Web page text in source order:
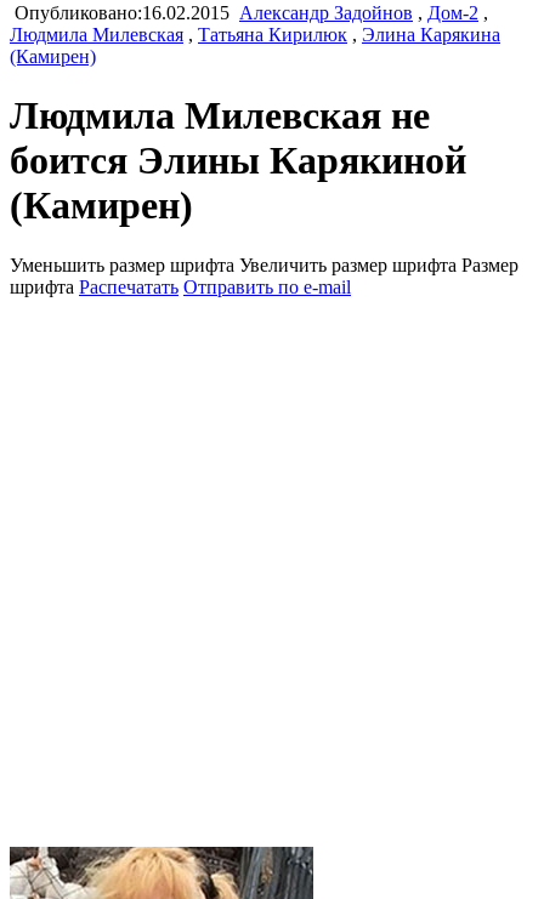
Опубликовано:16.02.2015 Александр Задойнов , Дом-2 ,
Людмила Милевская , Татьяна Кирилюк , Элина Карякина
(Камирен)
Людмила Милевская не
боится Элины Карякиной
(Камирен)
Уменьшить размер шрифта Увеличить размер шрифта Размер
шрифта Распечатать Отправить по e-mail